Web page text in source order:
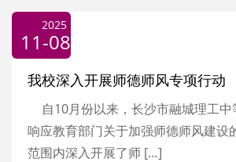
2025
11-08
我校深入开展师德师风专项行动
自10月份以来，长沙市融城理工
响应教育部门关于加强师德师风建设
范围内深入开展了师 […]